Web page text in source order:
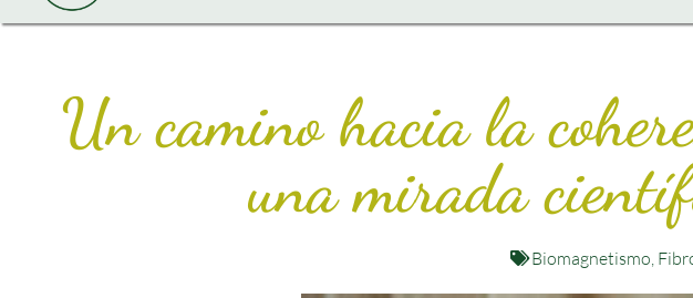
Un camino hacia la
una mirada
Biomagnetismo